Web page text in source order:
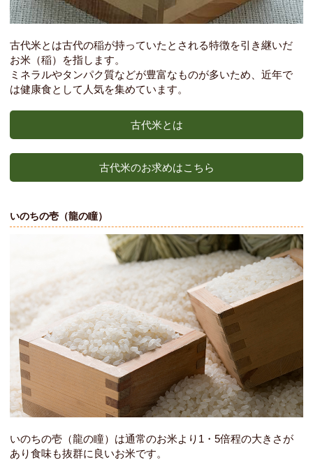
古代米とは古代の稲が持っていたとされる特徴を引き継いだ
お米（稲）を指します。
ミネラルやタンパク質などが豊富なものが多いため、近年で
は健康食として人気を集めています。
古代米とは
古代米のお求めはこちら
いのちの壱（龍の瞳）
いのちの壱（龍の瞳）は通常のお米より1・5倍程の大きさが
あり食味も抜群に良いお米です。